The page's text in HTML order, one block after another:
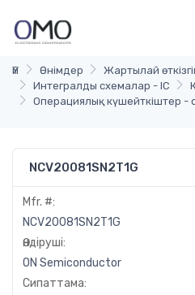
Үй Өнімдер
Жартылай
Интегралды схемалар - IC
Операциялық күшейткіштер -
NCV20081SN2T1G
Mfr. #:
NCV20081SN2T1G
Өндіруші:
ON Semiconductor
Сипаттама: